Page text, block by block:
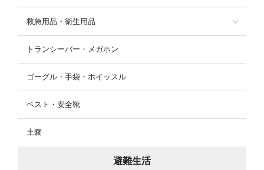
救急用品・衛生用品
トランシーバー・メガホン
ゴーグル・手袋・ホイッスル
ベスト・安全靴
土嚢
避難生活